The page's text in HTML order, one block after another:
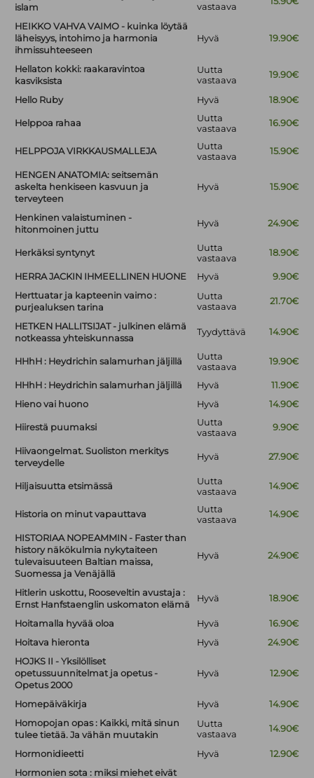
islam
vastaava
HEIKKO VAHVA VAIMO - kuinka löytää
läheisyys, intohimo ja harmonia
ihmissuhteeseen
Hyvä 19.90€
Hellaton kokki: raakaravintoa
kasviksista
Uutta
vastaava
19.90€
Hello Ruby Hyvä 18.90€
Helppoa rahaa
Uutta
vastaava
16.90€
HELPPOJA VIRKKAUSMALLEJA
Uutta
vastaava
15.90€
HENGEN ANATOMIA: seitsemän
askelta henkiseen kasvuun ja
terveyteen
Hyvä 15.90€
Henkinen valaistuminen -
hitonmoinen juttu
Hyvä 24.90€
Herkäksi syntynyt
Uutta
vastaava
18.90€
HERRA JACKIN IHMEELLINEN HUONE Hyvä
9.90€
Herttuatar ja kapteenin vaimo :
purjealuksen tarina
Uutta
vastaava
21.70€
HETKEN HALLITSIJAT - julkinen elämä
notkeassa yhteiskunnassa
Tyydyttävä 14.90€
HHhH : Heydrichin salamurhan jäljillä
Uutta
vastaava
19.90€
HHhH : Heydrichin salamurhan jäljillä Hyvä
11.90€
Hieno vai huono
Hyvä 14.90€
Hiirestä puumaksi
Uutta
vastaava
9.90€
Hiivaongelmat. Suoliston merkitys
terveydelle
Hyvä 27.90€
Hiljaisuutta etsimässä
Uutta
vastaava
14.90€
Historia on minut vapauttava
Uutta
vastaava
14.90€
HISTORIAA NOPEAMMIN - Faster than
history näkökulmia nykytaiteen
tulevaisuuteen Baltian maissa,
Suomessa ja Venäjällä
Hyvä 24.90€
Hitlerin uskottu, Rooseveltin avustaja :
Ernst Hanfstaenglin uskomaton elämä
Hyvä 18.90€
Hoitamalla hyvää oloa Hyvä
16.90€
Hoitava hieronta
Hyvä
24.90€
HOJKS II - Yksilölliset
opetussuunnitelmat ja opetus -
Opetus 2000
Hyvä 12.90€
Homepäiväkirja Hyvä
14.90€
Homopojan opas : Kaikki, mitä sinun
tulee tietää. Ja vähän muutakin
Uutta
vastaava
14.90€
Hormonidieetti Hyvä
12.90€
Hormonien sota : miksi miehet eivät